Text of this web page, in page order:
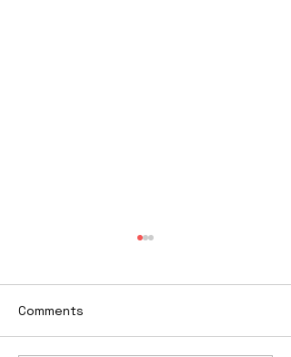
Comments